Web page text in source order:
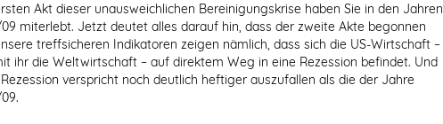
Akt dieser unausweichlichen Bereinigungskrise haben Sie in den Jahren
miterlebt. Jetzt deutet alles darauf hin, dass der zweite Akte begonnen
treffsicheren Indikatoren zeigen nämlich, dass sich die US-Wirtschaft –
ihr die Weltwirtschaft – auf direktem Weg in eine Rezession befindet. Und
verspricht noch deutlich heftiger auszufallen als die der Jahre